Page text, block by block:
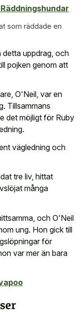
Räddningshundar
som räddade en
detta uppdrag, och
pojken genom att
O'Neil, var en
Tillsammans
det möjligt för Ruby
vägledning och
tre liv, hittat
många
och O'Neil
ung. Hon gick till
för
var mer än bara